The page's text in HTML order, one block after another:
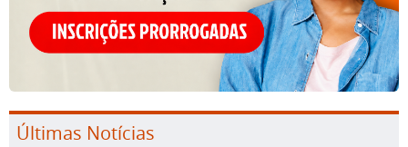
Últimas Notícias